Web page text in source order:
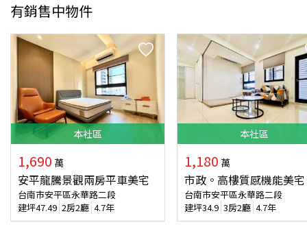
有銷售中物件
本社區
1,690 萬
安平龍騰景觀兩房平車美宅
台南市安平區永華路二段
建坪47.49 2房2廳 4.7年
本社區
1,180 萬
市政。高樓質感機能美宅
台南市安平區永華路二段
建坪34.9 3房2廳 4.7年